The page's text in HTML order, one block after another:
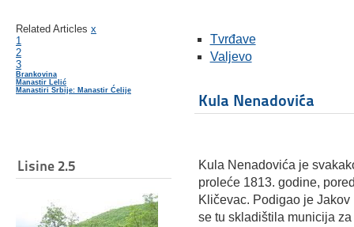
Related Articles x
1
2
3
Brankovina
Manastir Lelić
Manastiri Srbije: Manastir Ćelije
Lisine 2.5
Tvrđave
Valjevo
Kula Nenadovića
Kula Nenadovića je
proleće 1813. godine,
Kličevac. Podigao je
se tu skladištila municija